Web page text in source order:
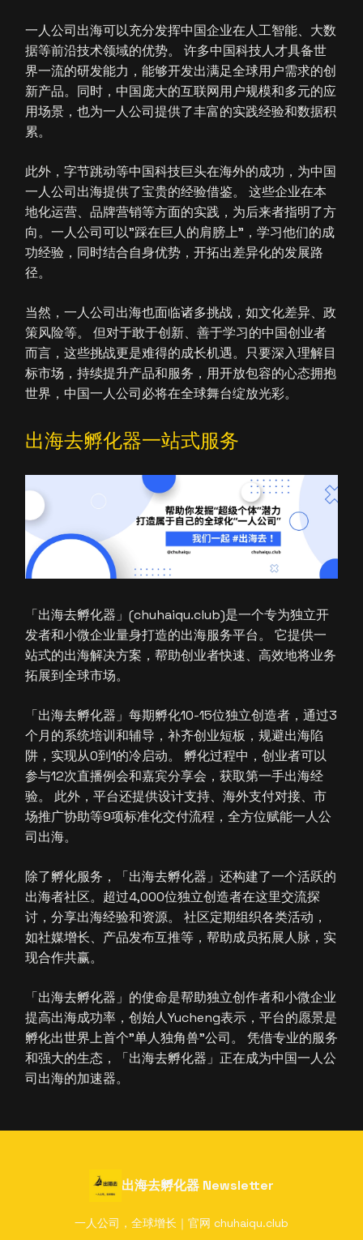
一人公司出海可以充分发挥中国企业在人工智能、大数
据等前沿技术领域的优势。 许多中国科技人才具备世
界一流的研发能力，能够开发出满足全球用户需求的创
新产品。同时，中国庞大的互联网用户规模和多元的应
用场景，也为一人公司提供了丰富的实践经验和数据积
累。
此外，字节跳动等中国科技巨头在海外的成功，为中国
一人公司出海提供了宝贵的经验借鉴。 这些企业在本
地化运营、品牌营销等方面的实践，为后来者指明了方
向。一人公司可以"踩在巨人的肩膀上"，学习他们的成
功经验，同时结合自身优势，开拓出差异化的发展路
径。
当然，一人公司出海也面临诸多挑战，如文化差异、政
策风险等。 但对于敢于创新、善于学习的中国创业者
而言，这些挑战更是难得的成长机遇。只要深入理解目
标市场，持续提升产品和服务，用开放包容的心态拥抱
世界，中国一人公司必将在全球舞台绽放光彩。
出海去孵化器一站式服务
「出海去孵化器」(chuhaiqu.club)是一个专为独立开
发者和小微企业量身打造的出海服务平台。 它提供一
站式的出海解决方案，帮助创业者快速、高效地将业务
拓展到全球市场。
「出海去孵化器」每期孵化10-15位独立创造者，通过3
个月的系统培训和辅导，补齐创业短板，规避出海陷
阱，实现从0到1的冷启动。 孵化过程中，创业者可以
参与12次直播例会和嘉宾分享会，获取第一手出海经
验。 此外，平台还提供设计支持、海外支付对接、市
场推广协助等9项标准化交付流程，全方位赋能一人公
司出海。
除了孵化服务，「出海去孵化器」还构建了一个活跃的
出海者社区。超过4,000位独立创造者在这里交流探
讨，分享出海经验和资源。 社区定期组织各类活动，
如社媒增长、产品发布互推等，帮助成员拓展人脉，实
现合作共赢。
「出海去孵化器」的使命是帮助独立创作者和小微企业
提高出海成功率，创始人Yucheng表示，平台的愿景是
孵化出世界上首个"单人独角兽"公司。 凭借专业的服务
和强大的生态，「出海去孵化器」正在成为中国一人公
司出海的加速器。
出海去孵化器 Newsletter
一人公司，全球增长｜官网 chuhaiqu.club